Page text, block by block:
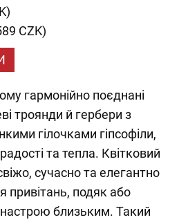
CZK)
гармонійно поєднані
троянди й гербери з
гілочками гіпсофіли,
та тепла. Квітковий
сучасно та елегантно
привітань, подяк або
близьким. Такий